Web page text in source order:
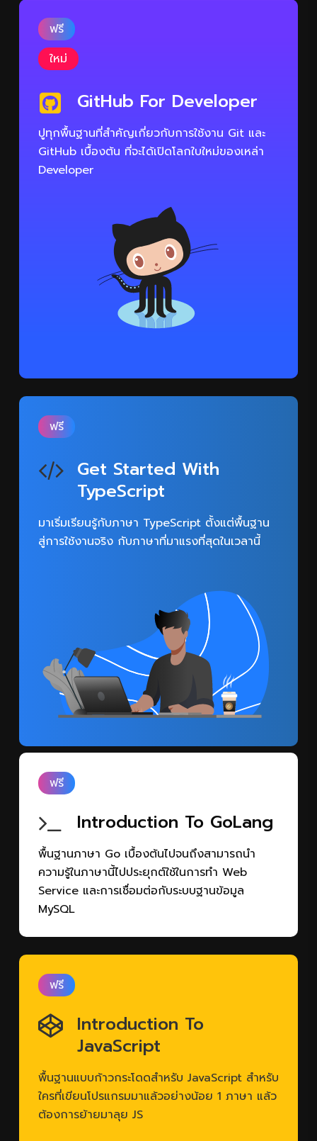
ใหม่
ปูทุกพื้นฐานที่สำคัญเกี่ยวกับการใช้งาน Git และ
GitHub เบื้องต้น ที่จะได้เปิดโลกใบใหม่ของเหล่า
Developer
TypeScript
มาเริ่มเรียนรู้กับภาษา TypeScript ตั้งแต่พื้นฐาน
สู่การใช้งานจริง กับภาษาที่มาแรงที่สุดในเวลานี้
พื้นฐานภาษา Go เบื้องต้นไปจนถึงสามารถนำ
ความรู้ในภาษานี้ไปประยุกต์ใช้ในการทำ Web
Service และการเชื่อมต่อกับระบบฐานข้อมูล
MySQL
JavaScript
พื้นฐานแบบก้าวกระโดดสำหรับ JavaScript สำหรับ
ใครที่เขียนโปรแกรมมาแล้วอย่างน้อย 1 ภาษา แล้ว
ต้องการย้ายมาลุย JS